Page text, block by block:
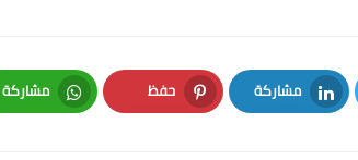
مشاركة
LinkedIn
حفظ
Pinterest
مشاركة
Whatsapp